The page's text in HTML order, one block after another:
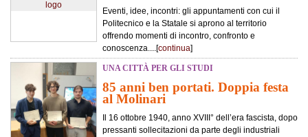
Eventi, idee, incontri: gli appuntamenti con cui il
Politecnico e la Statale si aprono al territorio
offrendo momenti di incontro, confronto e
conoscenza....[continua]
UNA CITTÀ PER GLI STUDI
85 anni ben portati. Doppia festa
al Molinari
Il 16 ottobre 1940, anno XVIII° dell’era fascista, dopo
pressanti sollecitazioni da parte degli industriali